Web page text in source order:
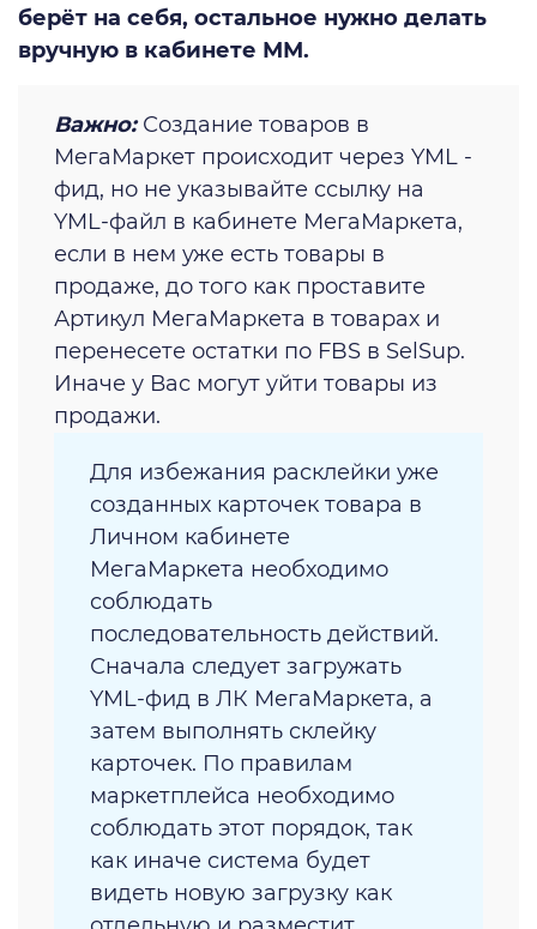
берёт на себя, остальное нужно делать
вручную в кабинете ММ.
Важно:Создание товаров в
МегаМаркет происходит через YML -
фид, но не указывайте ссылку на
YML-файл в кабинете МегаМаркета,
если в нем уже есть товары в
продаже, до того как проставите
Артикул МегаМаркета в товарах и
перенесете остатки по FBS в SelSup.
Иначе у Вас могут уйти товары из
продажи.
Для избежания расклейки уже
созданных карточек товара в
Личном кабинете
МегаМаркета необходимо
соблюдать
последовательность действий.
Сначала следует загружать
YML-фид в ЛК МегаМаркета, а
затем выполнять склейку
карточек. По правилам
маркетплейса необходимо
соблюдать этот порядок, так
как иначе система будет
видеть новую загрузку как